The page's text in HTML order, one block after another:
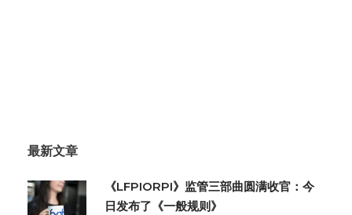
最新文章
《LFPIORPI》监管三部曲圆满收官：今
日发布了《一般规则》